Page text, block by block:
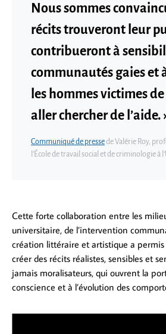
Nous sommes
récits trouveront leur
contribueront à
communautés gaies et
les hommes victimes
aller chercher de l’aide.
Communiqué de pressede Valérie Roy,
l’École de travail social et de criminologie à
Cette forte collaboration entre les
universitaire, de l’intervention
création littéraire et artistique a permis
créer des récits réalistes, sensibles et
jamais moralisateurs, qui ouvrent la
conscience et à l’évolution des